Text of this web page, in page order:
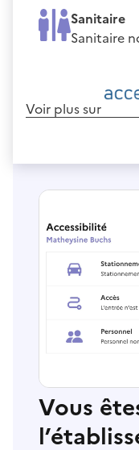
Sanitaire
Sanitaire
Voir plus sur
Vous